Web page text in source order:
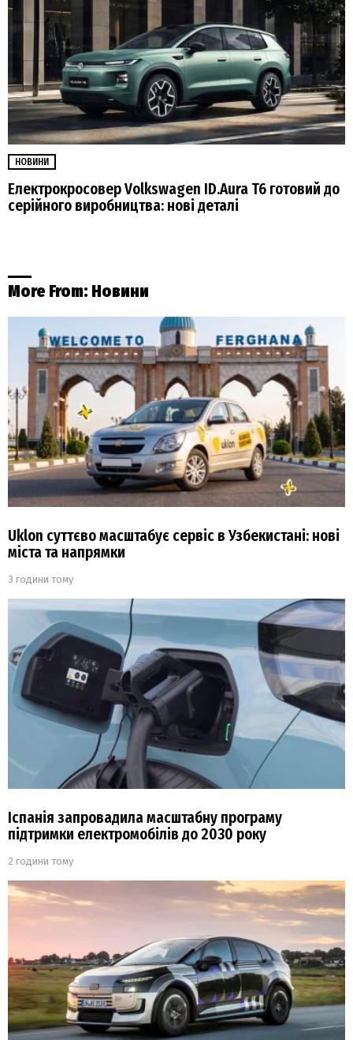
НОВИНИ
Електрокросовер Volkswagen ID.Aura T6 готовий до
серійного виробництва: нові деталі
More From: Новини
Uklon суттєво масштабує сервіс в Узбекистані: нові
міста та напрямки
3 години тому
Іспанія запровадила масштабну програму
підтримки електромобілів до 2030 року
2 години тому